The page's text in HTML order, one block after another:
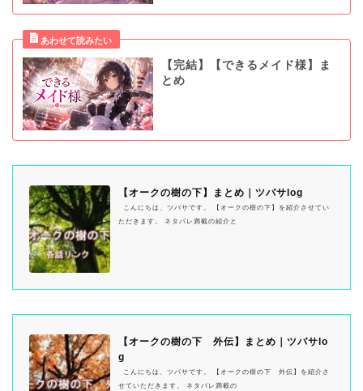
【完結】【できるメイド様】ま
とめ
【オークの樹の下】まとめ｜ツバサlog
こんにちは、ツバサです。 【オークの樹の下】を紹介させてい
ただきます。 ネタバレ満載の紹介と
【オークの樹の下 外伝】まとめ｜ツバサlo
g
こんにちは、ツバサです。 【オークの樹の下 外伝】を紹介さ
せていただきます。 ネタバレ満載の